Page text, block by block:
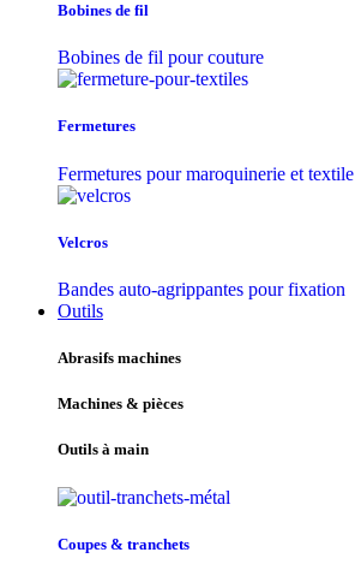
Bobines de fil
Bobines de fil pour couture
Fermetures
Fermetures pour maroquinerie et textile
Velcros
Bandes auto-agrippantes pour fixation
Outils
Abrasifs machines
Machines & pièces
Outils à main
Coupes & tranchets